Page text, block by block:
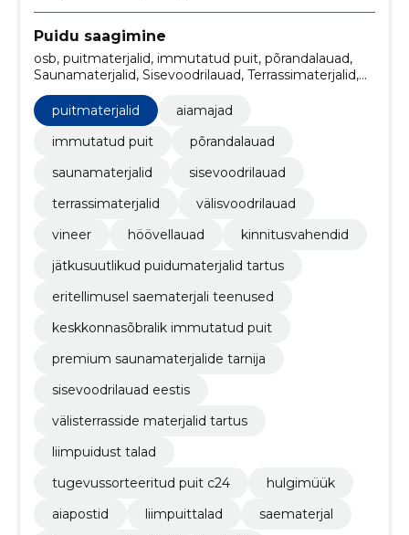
Puidu saagimine
osb, puitmaterjalid, immutatud puit, põrandalauad,
Saunamaterjalid, Sisevoodrilauad, Terrassimaterjalid,
välisvoodrilauad, vineer, Höövellauad
puitmaterjalid
aiamajad
immutatud puit
põrandalauad
saunamaterjalid
sisevoodrilauad
terrassimaterjalid
välisvoodrilauad
vineer
höövellauad
kinnitusvahendid
jätkusuutlikud puidumaterjalid tartus
eritellimusel saematerjali teenused
keskkonnasõbralik immutatud puit
premium saunamaterjalide tarnija
sisevoodrilauad eestis
välisterrasside materjalid tartus
liimpuidust talad
tugevussorteeritud puit c24
hulgimüük
aiapostid
liimpuittalad
saematerjal